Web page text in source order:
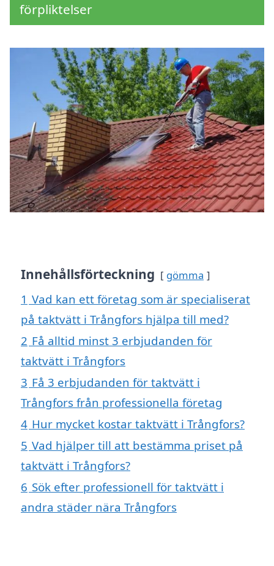
förpliktelser
Innehållsförteckning gömma
1 Vad kan ett företag som är specialiserat
på taktvätt i Trångfors hjälpa till med?
2 Få alltid minst 3 erbjudanden för
taktvätt i Trångfors
3 Få 3 erbjudanden för taktvätt i
Trångfors från professionella företag
4 Hur mycket kostar taktvätt i Trångfors?
5 Vad hjälper till att bestämma priset på
taktvätt i Trångfors?
6 Sök efter professionell för taktvätt i
andra städer nära Trångfors